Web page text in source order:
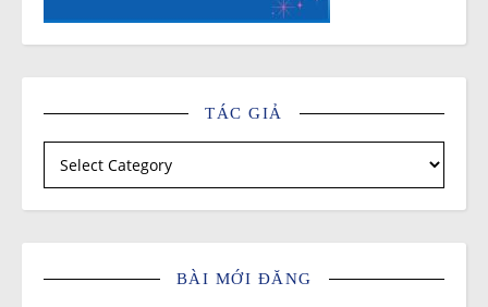
TÁC GIẢ
Tác giả
BÀI MỚI ĐĂNG